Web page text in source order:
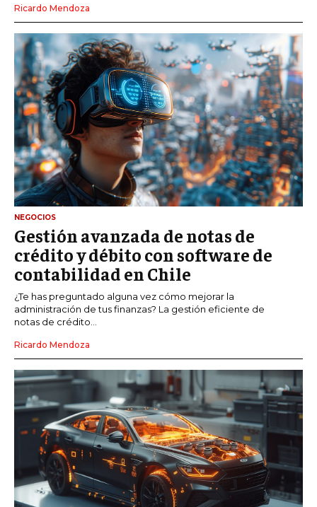
Ricardo Mendoza
NEGOCIOS
Gestión avanzada de notas de
crédito y débito con software de
contabilidad en Chile
¿Te has preguntado alguna vez cómo mejorar la
administración de tus finanzas? La gestión eficiente de
notas de crédito...
Ricardo Mendoza